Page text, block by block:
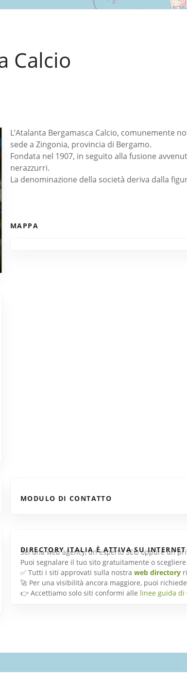
Calcio
L’Atalanta Bergamasca Calcio, comunemente
sede a Zingonia, provincia di Bergamo.
Fondata nel 1907, in seguito alla fusione
nerazzurri.
La denominazione della società deriva dalla
MAPPA
MODULO DI CONTATTO
DIRECTORY ITALIA È ATTIVA SU
Sei una web agency, un esperto SEO oppure un
Puoi segnalare il tuo sito gratuitamente o
✅ Tutti i siti approvati sulla nostra web directory
🚀 Per una visibilità ancora maggiore, puoi
👉 Accettiamo solo siti conformi alle linee guida di